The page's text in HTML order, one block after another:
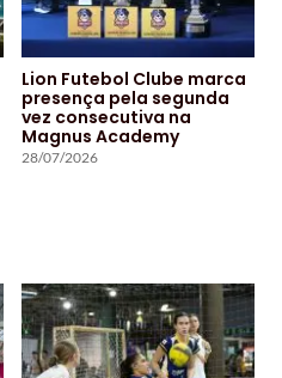
Lion Futebol Clube marca
presença pela segunda
vez consecutiva na
Magnus Academy
28/07/2026